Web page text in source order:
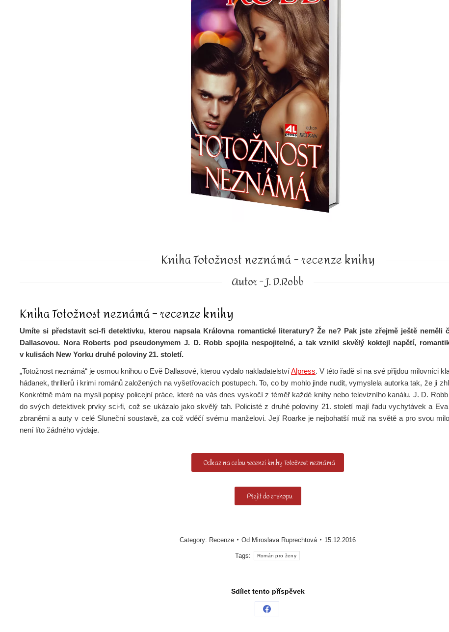
Kniha Totožnost neznámá - recenze knihy
Autor - J. D.Robb
Kniha Totožnost neznámá – recenze knihy
Umíte si představit sci-fi detektivku, kterou napsala Královna romantické literatury? Že ne? Pak jste zřejmě ještě neměli
Dallasovou. Nora Roberts pod pseudonymem J. D. Robb spojila nespojitelné, a tak vznikl skvělý koktejl napětí,
v kulisách New Yorku druhé poloviny 21. století.
„Totožnost neznámá“ je osmou knihou o Evě Dallasové, kterou vydalo nakladatelstvíAlpress. V této řadě si na své přijdou milovníci
hádanek, thrillerů i krimi románů založených na vyšetřovacích postupech. To, co by mohlo jinde nudit, vymyslela autorka tak, že ji
Konkrétně mám na mysli popisy policejní práce, které na vás dnes vyskočí z téměř každé knihy nebo televizního kanálu. J. D.
do svých detektivek prvky sci-fi, což se ukázalo jako skvělý tah. Policisté z druhé poloviny 21. století mají řadu vychytávek a Eva
zbraněmi a auty v celé Sluneční soustavě, za což vděčí svému manželovi. Její Roarke je nejbohatší muž na světě a pro svou
není líto žádného výdaje.
Odkaz na celou recenzi knihy Totožnost neznámá
Přejít do e-shopu
Category: Recenze Od Miroslava Ruprechtová 15.12.2016
Tags: Román pro ženy
Sdílet tento příspěvek
Share